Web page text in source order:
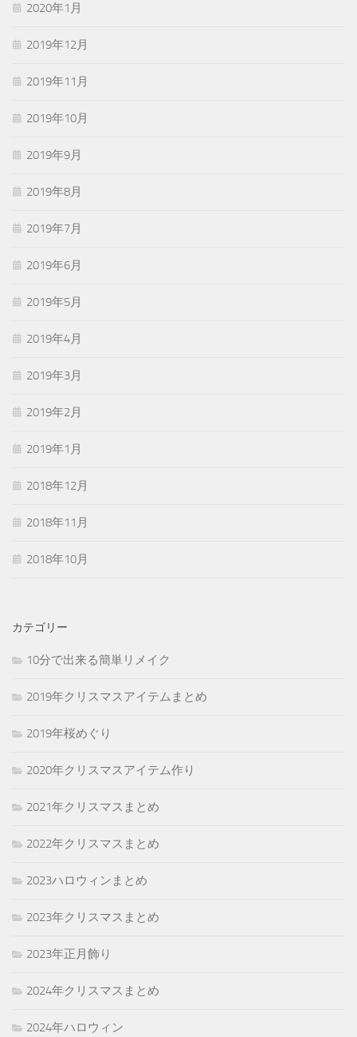
2020年1月
2019年12月
2019年11月
2019年10月
2019年9月
2019年8月
2019年7月
2019年6月
2019年5月
2019年4月
2019年3月
2019年2月
2019年1月
2018年12月
2018年11月
2018年10月
カテゴリー
10分で出来る簡単リメイク
2019年クリスマスアイテムまとめ
2019年桜めぐり
2020年クリスマスアイテム作り
2021年クリスマスまとめ
2022年クリスマスまとめ
2023ハロウィンまとめ
2023年クリスマスまとめ
2023年正月飾り
2024年クリスマスまとめ
2024年ハロウィン